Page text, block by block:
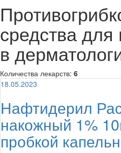
средства
в
Количества лекарств: 6
18.05.2023
Нафтидерил
накожный 1%
пробкой